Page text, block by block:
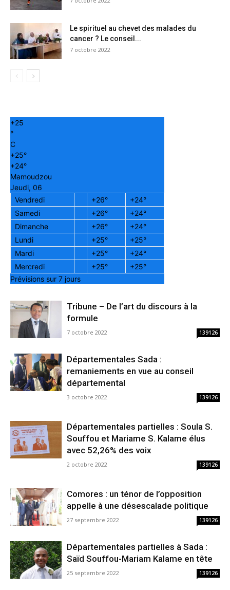
Le spirituel au chevet des malades du
cancer ? Le conseil...
7 octobre 2022
+25
°
C
+25°
+24°
Mamoudzou
Jeudi, 06
Vendredi
+26° +24°
Samedi
+26° +24°
Dimanche
+26° +24°
Lundi
+25° +25°
Mardi
+25° +24°
Mercredi
+25° +25°
Prévisions sur 7 jours
Tribune – De l’art du discours à la
formule
7 octobre 2022 139126
Départementales Sada :
remaniements en vue au conseil
départemental
3 octobre 2022 139126
Départementales partielles : Soula S.
Souffou et Mariame S. Kalame élus
avec 52,26% des voix
2 octobre 2022 139126
Comores : un ténor de l’opposition
appelle à une désescalade politique
27 septembre 2022 139126
Départementales partielles à Sada :
Saïd Souffou-Mariam Kalame en tête
25 septembre 2022 139126